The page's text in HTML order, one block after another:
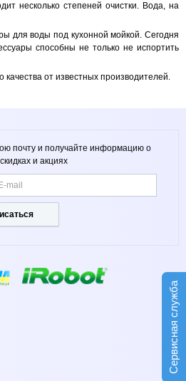
Сервисная служба
несколько степеней очистки. Вода, на
для воды под кухонной мойкой. Сегодня
способны не только не испортить
от известных производителей.
почту и получайте информацию о
и акциях